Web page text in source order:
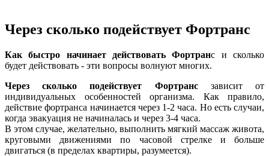
Через сколько подействует Фортранс
Как быстро начинает действовать Фортранс и сколько
будет действовать - эти вопросы волнуют многих.
Через сколько подействует Фортрансзависит от
индивидуальных особенностей организма. Как правило,
действие фортранса начинается через 1-2 часа. Но есть случаи,
когда эвакуация не начиналась и через 3-4 часа.
В этом случае, желательно, выполнить мягкий массаж живота,
круговыми движениями по часовой стрелке и больше
двигаться (в пределах квартиры, разумеется).